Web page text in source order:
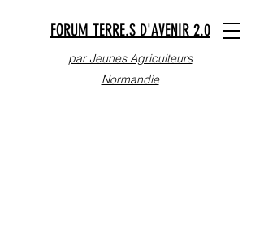
FORUM TERRE.S D'AVENIR 2.0
par Jeunes Agriculteurs
Normandie